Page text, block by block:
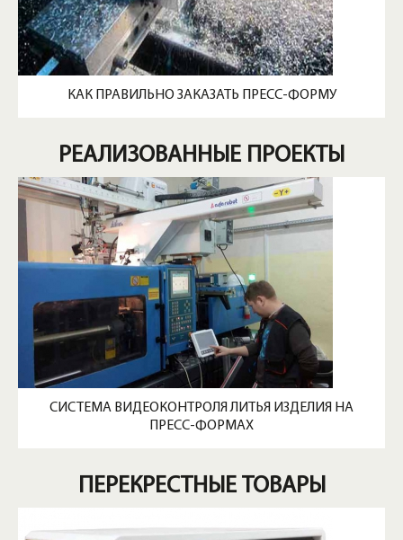
КАК ПРАВИЛЬНО ЗАКАЗАТЬ ПРЕСС-ФОРМУ
РЕАЛИЗОВАННЫЕ ПРОЕКТЫ
СИСТЕМА ВИДЕОКОНТРОЛЯ ЛИТЬЯ ИЗДЕЛИЯ НА
ПРЕСС-ФОРМАХ
ПЕРЕКРЕСТНЫЕ ТОВАРЫ